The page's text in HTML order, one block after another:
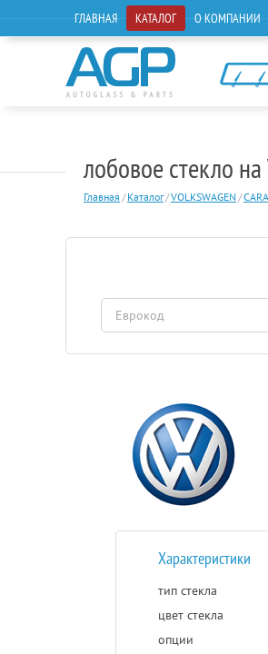
ГЛАВНАЯ КАТАЛОГ О КОМПАНИИ
лобовое стекло на
Главная / Каталог/VOLKSWAGEN /
Характеристики
тип стекла
цвет стекла
опции